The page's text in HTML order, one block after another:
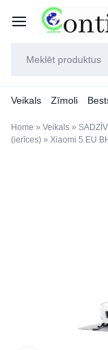
Veikals Zīmoli
Home » Veikals »
(ierīces) » Xiaomi 5 EU